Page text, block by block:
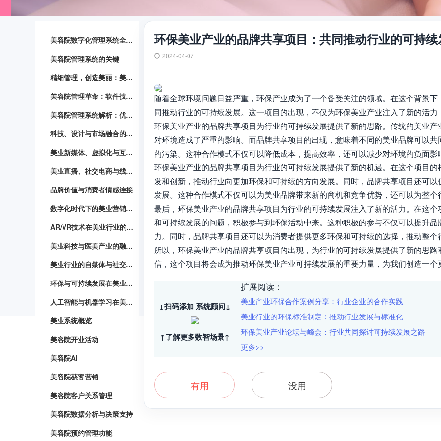
美容院数字化管理系统全面解读
美容院管理系统的关键
精细管理，创造美丽：美容院管理系统实践指南
美容院管理革命：软件技术助力提升
美容院管理系统解析：优化服务流程，提升效率
科技、设计与市场融合的美业革新
美业新媒体、虚拟化与互动化的营销策略
美业直播、社交电商与线上线下融合发展
品牌价值与消费者情感连接
数字化时代下的美业营销与品牌建设
AR/VR技术在美业行业的应用
美业科技与医美产业的融合与发展
美业行业的自媒体与社交媒体营销策略
环保与可持续发展在美业产业的实践与探索
人工智能与机器学习在美业领域的应用
美业系统概览
美容院开业活动
美容院AI
美容院获客营销
美容院客户关系管理
美容院数据分析与决策支持
美容院预约管理功能
环保美业产业的品牌共享项目：共同推动行业的可持续
2024-04-07
随着全球环境问题日益严重，环保产业成为了一个备受关注的领域。在这个背景
同推动行业的可持续发展。这一项目的出现，不仅为环保美业产业注入了新的活
环保美业产业的品牌共享项目为行业的可持续发展提供了新的思路。传统的美业
对环境造成了严重的影响。而品牌共享项目的出现，意味着不同的美业品牌可以
的污染。这种合作模式不仅可以降低成本，提高效率，还可以减少对环境的负面
环保美业产业的品牌共享项目为行业的可持续发展提供了新的机遇。在这个项目
发和创新，推动行业向更加环保和可持续的方向发展。同时，品牌共享项目还可
发展。这种合作模式不仅可以为美业品牌带来新的商机和竞争优势，还可以为整
最后，环保美业产业的品牌共享项目为行业的可持续发展注入了新的活力。在这
和可持续发展的问题，积极参与到环保活动中来。这种积极的参与不仅可以提升
力。同时，品牌共享项目还可以为消费者提供更多环保和可持续的选择，推动整
所以，环保美业产业的品牌共享项目的出现，为行业的可持续发展提供了新的思
信，这个项目将会成为推动环保美业产业可持续发展的重要力量，为我们创造一
↓扫码添加 系统顾问↓
↑了解更多数智场景↑
扩展阅读：
美业产业环保合作案例分享：行业企业的合作实践
美业行业的环保标准制定：推动行业发展与标准化
环保美业产业论坛与峰会：行业共同探讨可持续发展之路
更多>>
有用 没用